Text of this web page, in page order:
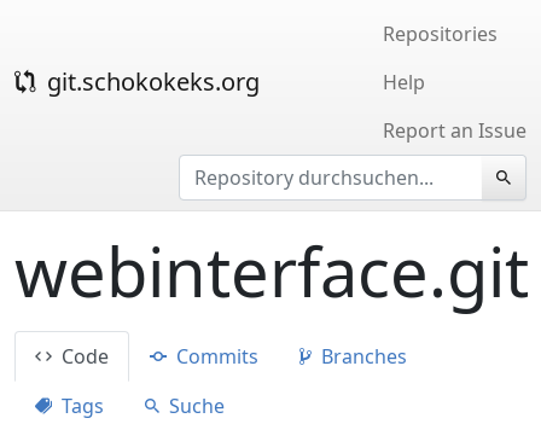
git.schokokeks.org
Repositories
Help
Report an Issue
webinterface.git
Code Commits
Branches
Tags
Suche